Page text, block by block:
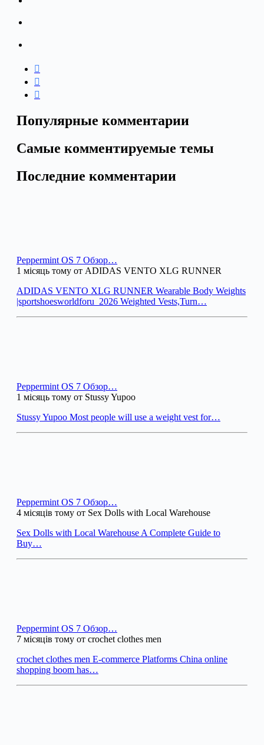
Популярные комментарии
Самые комментируемые темы
Последние комментарии
Peppermint OS 7 Обзор…
1 місяць тому от ADIDAS VENTO XLG RUNNER
ADIDAS VENTO XLG RUNNER Wearable Body Weights
|sportshoesworldforu_2026 Weighted Vests,Turn…
Peppermint OS 7 Обзор…
1 місяць тому от Stussy Yupoo
Stussy Yupoo Most people will use a weight vest for…
Peppermint OS 7 Обзор…
4 місяців тому от Sex Dolls with Local Warehouse
Sex Dolls with Local Warehouse A Complete Guide to
Buy…
Peppermint OS 7 Обзор…
7 місяців тому от crochet clothes men
crochet clothes men E-commerce Platforms China online
shopping boom has…